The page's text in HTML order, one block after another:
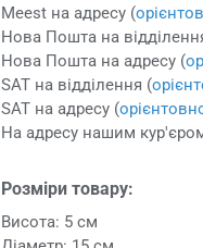
Meest на адресу (
Нова Пошта на
Нова Пошта на адресу (
SAT на відділення (
SAT на адресу (
На адресу нашим
Розміри товару:
Висота: 5 см